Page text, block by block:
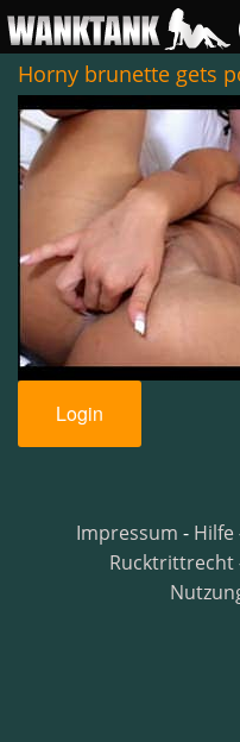
GENRES
ABOUT US
Horny brunette gets
Login
Impressum - Hilfe
Rucktrittrecht